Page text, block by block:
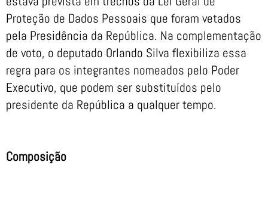
Proteção de Dados Pessoais que foram vetados
pela Presidência da República. Na complementação
de voto, o deputado Orlando Silva flexibiliza essa
regra para os integrantes nomeados pelo Poder
Executivo, que podem ser substituídos pelo
presidente da República a qualquer tempo.
Composição